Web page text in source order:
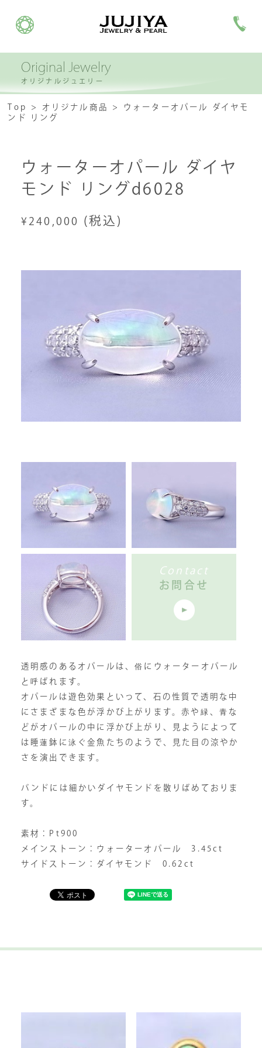
Original Jewelry
オリジナルジュエリー
Top オリジナル商品
ウォーターオパール ダイヤモ
ンド リング
ウォーターオパール ダイヤ
モンド リングd6028
¥240,000 (税込)
透明感のあるオパールは、俗にウォーターオパール
と呼ばれます。
オパールは遊色効果といって、石の性質で透明な中
にさまざまな色が浮かび上がります。赤や緑、青な
どがオパールの中に浮かび上がり、見ようによって
は睡蓮鉢に泳ぐ金魚たちのようで、見た目の涼やか
さを演出できます。
バンドには細かいダイヤモンドを散りばめておりま
す。
素材：Pt900
メインストーン：ウォーターオパール 3.45ct
サイドストーン：ダイヤモンド 0.62ct
Contact
お問合せ